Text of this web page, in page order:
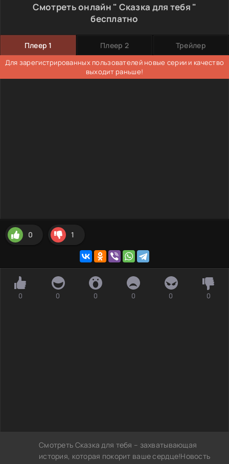
Смотреть онлайн " Сказка для тебя "
бесплатно
Плеер 1 Плеер 2 Трейлер
Для зарегистрированных пользователей новые серии и качество
выходит раньше!
0 1
0 0 0 0 0 0
Смотреть Сказка для тебя – захватывающая
история, которая покорит ваше сердце!Новость